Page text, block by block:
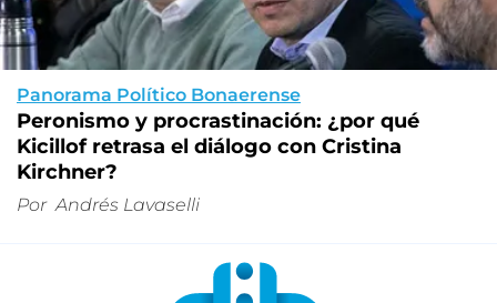
Panorama Político Bonaerense
Peronismo y procrastinación: ¿por qué
Kicillof retrasa el diálogo con Cristina
Kirchner?
Por Andrés Lavaselli